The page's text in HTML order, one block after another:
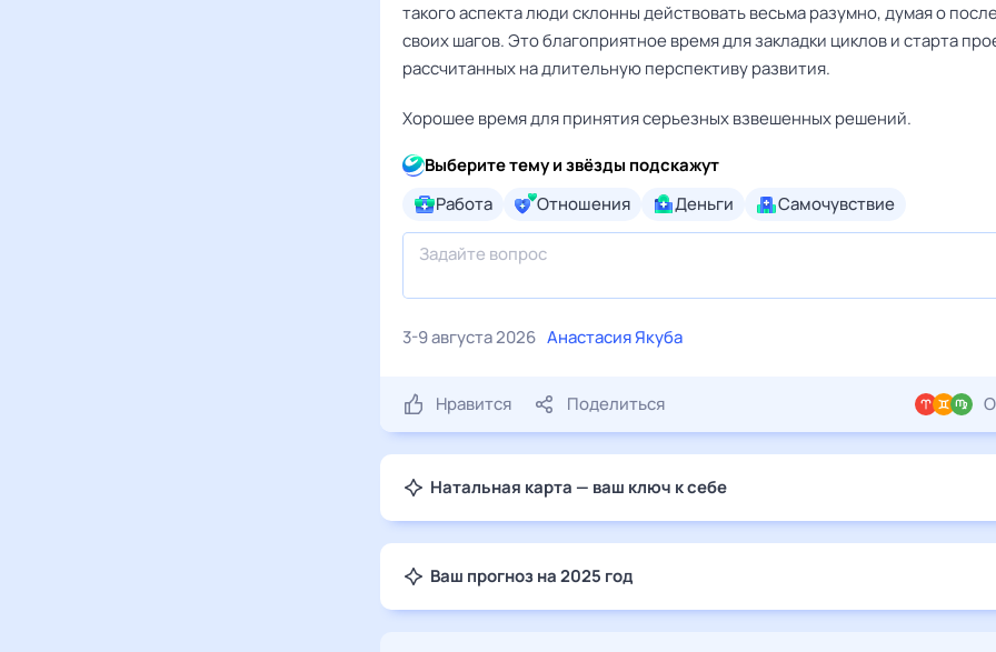
такого аспекта люди склонны действовать весьма разумно, думая о
своих шагов. Это благоприятное время для закладки циклов и старта
рассчитанных на длительную перспективу развития.
Хорошее время для принятия серьезных взвешенных решений.
Выберите тему и звёзды подскажут
Работа
Отношения Деньги Самочувствие
3-9 августа 2026 Анастасия Якуба
Нравится Поделиться
Натальная карта — ваш ключ к себе
Ваш прогноз на 2025 год